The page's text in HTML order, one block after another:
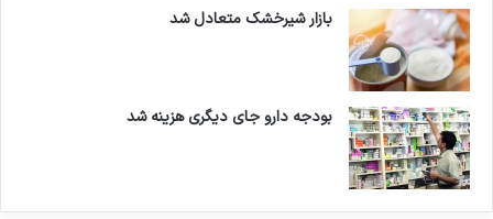
بازار شیرخشک متعادل شد
بودجه دارو جای دیگری هزینه شد